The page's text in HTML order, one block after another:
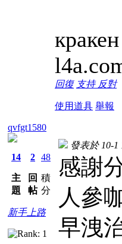
回復 支持 反對
使用道具 舉報
qvfgt1580
14
主
題
2
回
帖
48
積
分
新手上路
發表於 10-1
感謝
人參
早洩